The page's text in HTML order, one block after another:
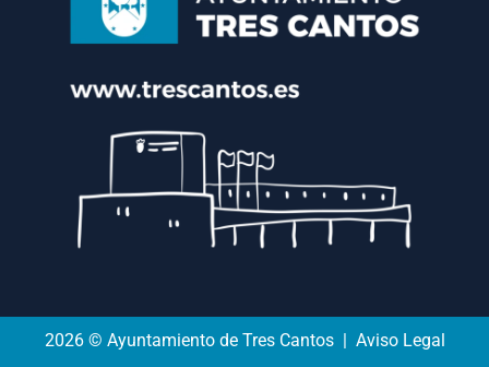
2026 © Ayuntamiento de Tres Cantos | Aviso Legal